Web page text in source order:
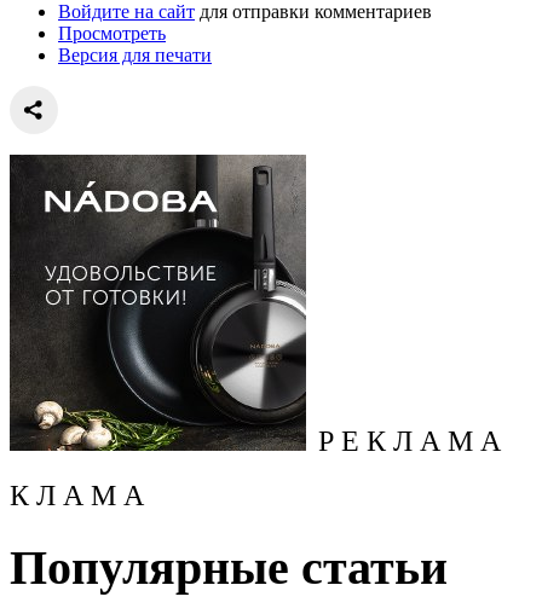
Войдите на сайт для отправки комментариев
Просмотреть
Версия для печати
Р Е К Л А М А
К Л А М А
Популярные статьи